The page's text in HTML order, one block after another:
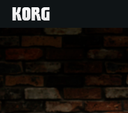
Productos